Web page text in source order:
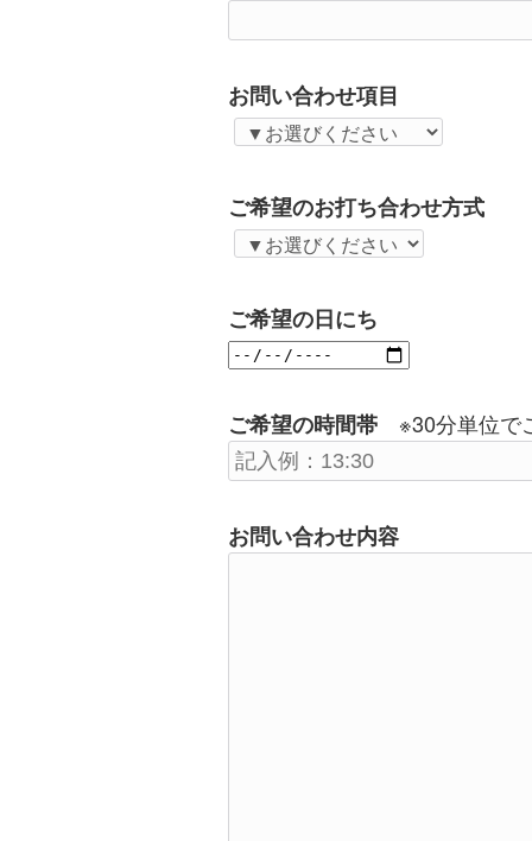
お問い合わせ項目
ご希望のお打ち合わせ方式
ご希望の日にち
ご希望の時間帯 ※30分単位で
お問い合わせ内容